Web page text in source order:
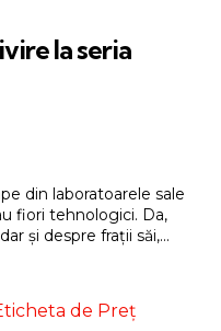
la seria
din laboratoarele sale
fiori tehnologici. Da,
și despre frații săi,...